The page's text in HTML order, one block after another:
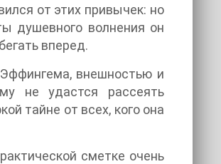
от этих привычек: но
душевного волнения он
вперед.
внешностью и
не удастся рассеять
тайне от всех, кого она
сметке очень